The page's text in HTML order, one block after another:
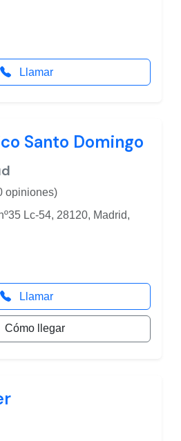
Llamar
Santo Domingo
opiniones)
Lc-54, 28120, Madrid,
Llamar
Cómo llegar